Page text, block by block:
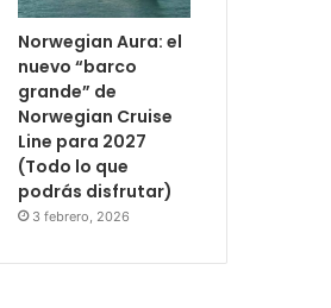
Norwegian Aura: el
nuevo “barco
grande” de
Norwegian Cruise
Line para 2027
(Todo lo que
podrás disfrutar)
3 febrero, 2026